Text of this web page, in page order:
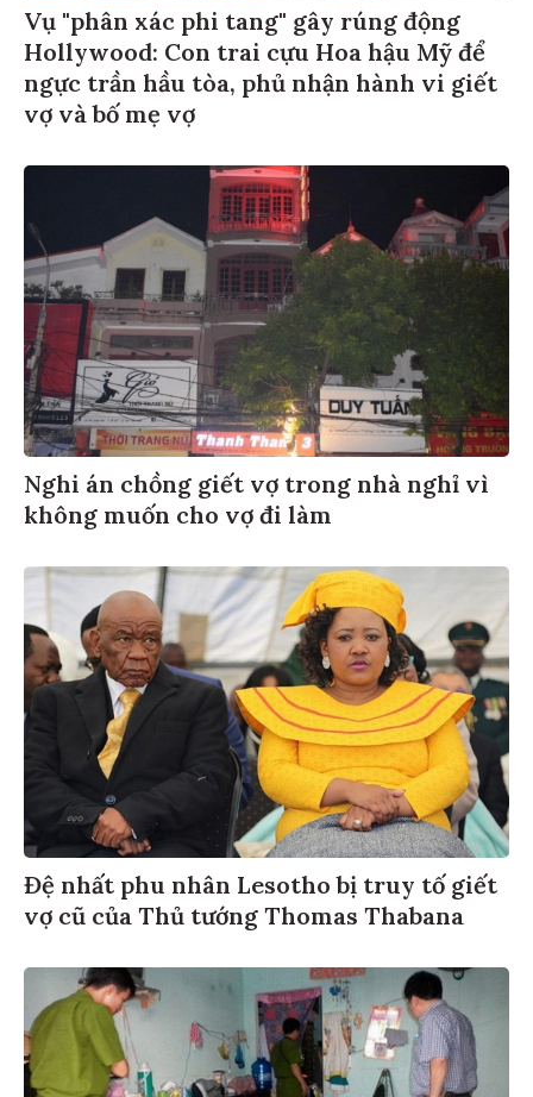
Vụ "phân xác phi tang" gây rúng động
Hollywood: Con trai cựu Hoa hậu Mỹ để
ngực trần hầu tòa, phủ nhận hành vi giết
vợ và bố mẹ vợ
Nghi án chồng giết vợ trong nhà nghỉ vì
không muốn cho vợ đi làm
Đệ nhất phu nhân Lesotho bị truy tố giết
vợ cũ của Thủ tướng Thomas Thabana